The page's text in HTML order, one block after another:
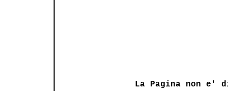
La Pagina non e'